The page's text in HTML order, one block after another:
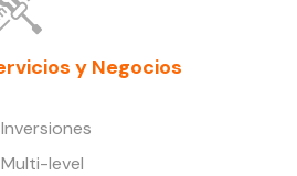
y Negocios
Inversiones
Multi-level